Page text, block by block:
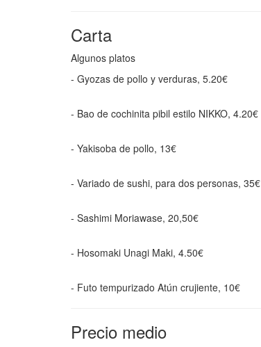
Carta
Algunos platos
- Gyozas de pollo y verduras, 5.20€
- Bao de cochinita pibil estilo NIKKO, 4.20€
- Yakisoba de pollo, 13€
- Variado de sushi, para dos personas, 35€
- Sashimi Moriawase, 20,50€
- Hosomaki Unagi Maki, 4.50€
- Futo tempurizado Atún crujiente, 10€
Precio medio